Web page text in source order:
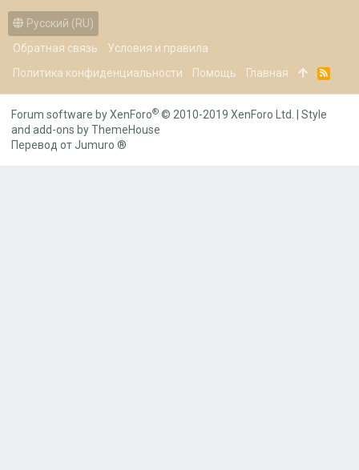
Русский (RU)
Обратная связь
Условия и правила
Политика конфиденциальности
Помощь Главная
R
S
Forum software by XenForo® © 2010-2019 XenForo Ltd.
Style
and add-ons by ThemeHouse
Перевод от Jumuro ®